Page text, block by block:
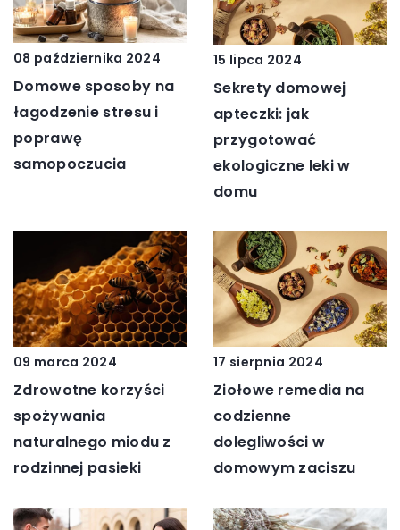
08 października 2024
Domowe sposoby na
łagodzenie stresu i
poprawę
samopoczucia
15 lipca 2024
Sekrety domowej
apteczki: jak
przygotować
ekologiczne leki w
domu
09 marca 2024
Zdrowotne korzyści
spożywania
naturalnego miodu z
rodzinnej pasieki
17 sierpnia 2024
Ziołowe remedia na
codzienne
dolegliwości w
domowym zaciszu